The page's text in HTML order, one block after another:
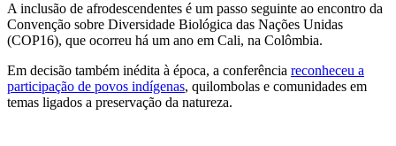
A inclusão de afrodescendentes é um passo seguinte ao encontro da
Convenção sobre Diversidade Biológica das Nações Unidas
(COP16), que ocorreu há um ano em Cali, na Colômbia.
Em decisão também inédita à época, a conferência reconheceu a
participação de povos indígenas, quilombolas e comunidades em
temas ligados a preservação da natureza.